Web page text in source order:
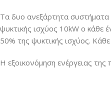
Τα δυο ανεξάρτητα συστήματα
ψυκτικής ισχύος 10kW ο κάθε
50% της ψυκτικής ισχύος.
Η εξοικονόμηση ενέργειας